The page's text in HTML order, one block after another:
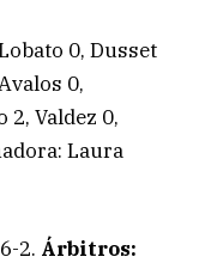
0, Dusset
0,
2, Valdez 0,
Laura
2. Árbitros: